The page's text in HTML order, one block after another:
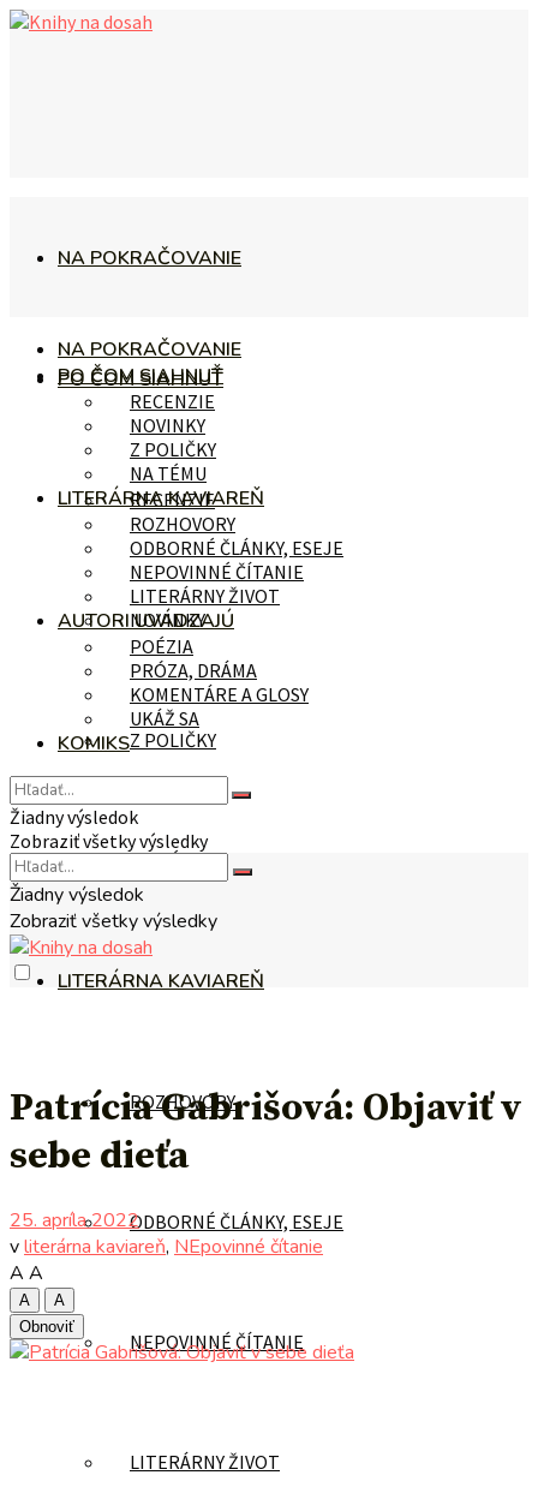
NA POKRAČOVANIE
PO ČOM SIAHNUŤ
RECENZIE
NOVINKY
Z POLIČKY
NA TÉMU
LITERÁRNA KAVIAREŇ
ROZHOVORY
ODBORNÉ ČLÁNKY, ESEJE
NEPOVINNÉ ČÍTANIE
LITERÁRNY ŽIVOT
NA POKRAČOVANIE
PO ČOM SIAHNUŤ
RECENZIE
NOVINKY
Z POLIČKY
NA TÉMU
LITERÁRNA KAVIAREŇ
ROZHOVORY
ODBORNÉ ČLÁNKY, ESEJE
NEPOVINNÉ ČÍTANIE
LITERÁRNY ŽIVOT
AUTORI UVÁDZAJÚ
POÉZIA
PRÓZA, DRÁMA
KOMENTÁRE A GLOSY
UKÁŽ SA
KOMIKS
Žiadny výsledok
Zobraziť všetky výsledky
Žiadny výsledok
Zobraziť všetky výsledky
Patrícia Gabrišová: Objaviť v
sebe dieťa
25. apríla 2022
vliterárna kaviareň, NEpovinné čítanie
A A
A
A
Obnoviť